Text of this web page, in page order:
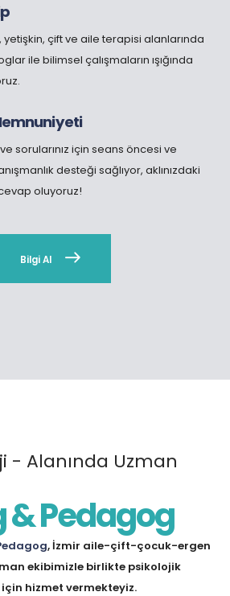
çift ve aile terapisi alanlarında
ile bilimsel çalışmaların ışığında
sorularınız için seans öncesi ve
desteği sağlıyor, aklınızdaki
oluyoruz!
Bilgi Al
- Alanında Uzman
& Pedagog
, İzmir aile-çift-çocuk-ergen
ekibimizle birlikte psikolojik
için hizmet vermekteyiz.